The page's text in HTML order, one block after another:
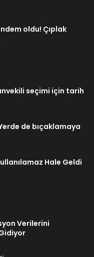
oldu! Çıplak
seçimi için tarih
de bıçaklamaya
Hale Geldi
Verilerini